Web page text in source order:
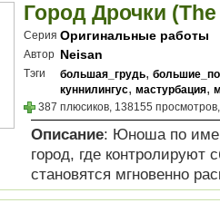
Город Дрочки
Серия Оригинальные работы
Автор Neisan
Тэги большая_грудь,
куннилингус, мастурбация,
387 плюсиков, 138155
Описание: Юноша по
город, где контролируют
становятся мгновенно